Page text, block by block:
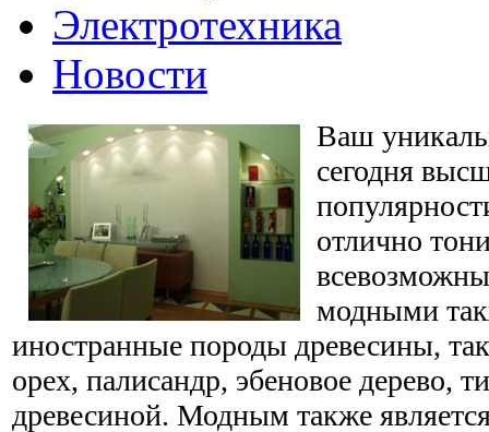
Электротехника
Новости
Ваш
сегодня
отлично
модными
иностранные породы древесины,
орех, палисандр, эбеновое дерево,
древесиной. Модным также